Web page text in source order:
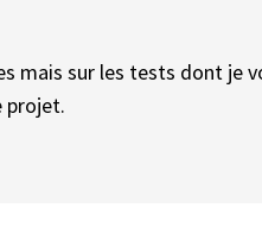
mais sur les tests dont je
projet.